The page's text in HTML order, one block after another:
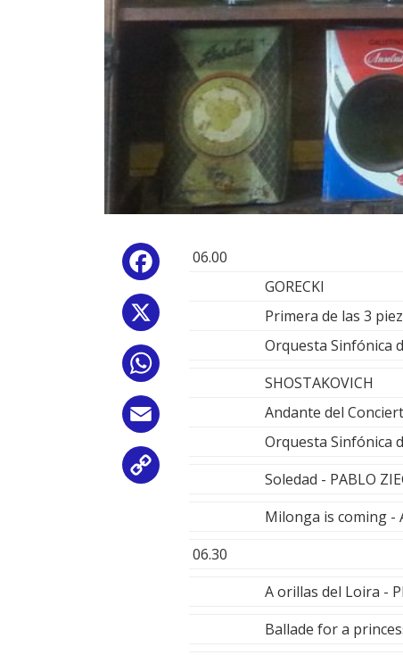
Facebook
06.00
GORECKI
Primera de las 3
Orquesta Sinfónica
SHOSTAKOVICH
Andante del
Orquesta Sinfónica
Soledad - PABLO
Milonga is coming -
06.30
A orillas del Loira -
Ballade for a